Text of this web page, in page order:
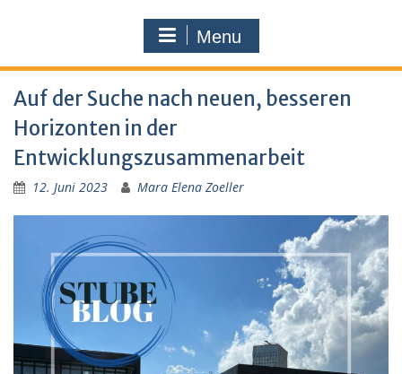
Menu
Auf der Suche nach neuen, besseren
Horizonten in der
Entwicklungszusammenarbeit
12. Juni 2023 Mara Elena Zoeller